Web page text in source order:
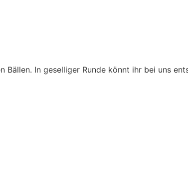
Bällen. In geselliger Runde könnt ihr bei uns